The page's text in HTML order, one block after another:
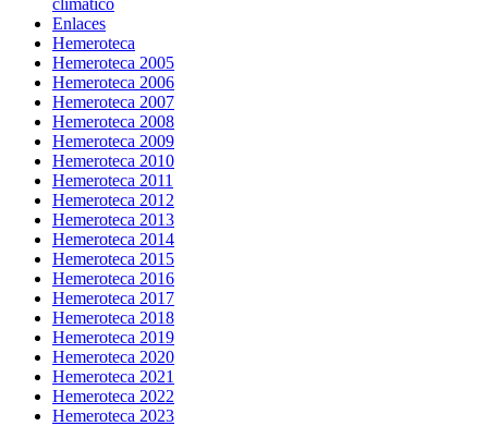
climático
Enlaces
Hemeroteca
Hemeroteca 2005
Hemeroteca 2006
Hemeroteca 2007
Hemeroteca 2008
Hemeroteca 2009
Hemeroteca 2010
Hemeroteca 2011
Hemeroteca 2012
Hemeroteca 2013
Hemeroteca 2014
Hemeroteca 2015
Hemeroteca 2016
Hemeroteca 2017
Hemeroteca 2018
Hemeroteca 2019
Hemeroteca 2020
Hemeroteca 2021
Hemeroteca 2022
Hemeroteca 2023